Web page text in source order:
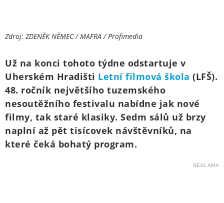
Zdroj: ZDENĚK NĚMEC / MAFRA / Profimedia
Už na konci tohoto týdne odstartuje v
Uherském Hradišti Letní filmová škola (LFŠ).
48. ročník největšího tuzemského
nesoutěžního festivalu nabídne jak nové
filmy, tak staré klasiky. Sedm sálů už brzy
naplní až pět tisícovek návštěvníků, na
které čeká bohatý program.
REKLAMA